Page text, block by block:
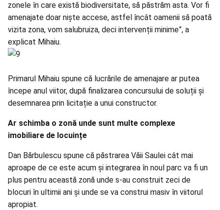
zonele în care există biodiversitate, să păstrăm asta. Vor fi
amenajate doar niște accese, astfel încât oamenii să poată
vizita zona, vom salubruiza, deci intervenții minime”, a
explicat Mihaiu.
Primarul Mihaiu spune că lucrările de amenajare ar putea
începe anul viitor, după finalizarea concursului de soluții și
desemnarea prin licitație a unui constructor.
Ar schimba o zonă unde sunt multe complexe
imobiliare de locuințe
Dan Bărbulescu spune că păstrarea Văii Saulei cât mai
aproape de ce este acum și integrarea în noul parc va fi un
plus pentru această zonă unde s-au construit zeci de
blocuri în ultimii ani și unde se va construi masiv în viitorul
apropiat.